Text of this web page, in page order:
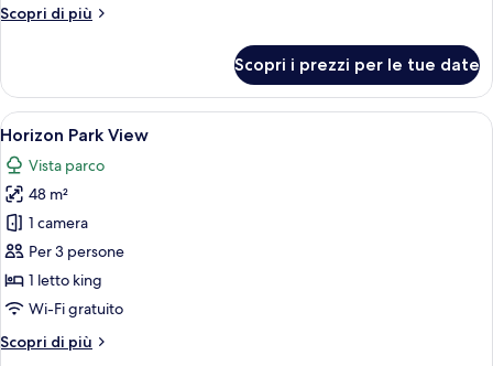
Scopri di più
Altri
City
View
Scopri i prezzi per le tue date
Apri
tutte
le
foto
per
Horizon
Park
View
Biancheria in cotone egiziano,
7
Horizon Park View
Vista parco
48 m²
1 camera
Per 3 persone
1 letto king
Wi-Fi gratuito
Scopri di più
Altri